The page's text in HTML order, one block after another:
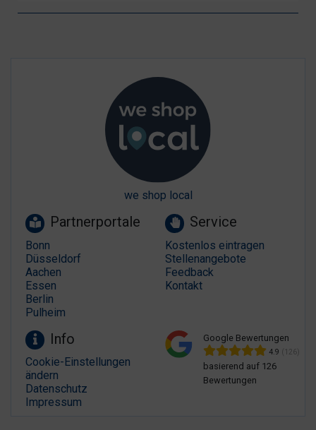
we shop local
Partnerportale
Bonn
Düsseldorf
Aachen
Essen
Berlin
Pulheim
Service
Kostenlos eintragen
Stellenangebote
Feedback
Kontakt
Info
Cookie-Einstellungen
ändern
Datenschutz
Impressum
Google Bewertungen
4.9 (126)
basierend auf 126
Bewertungen